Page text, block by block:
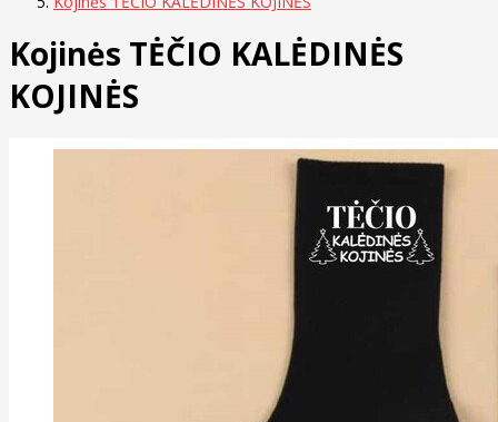
Kojinės TĖČIO KALĖDINĖS
KOJINĖS